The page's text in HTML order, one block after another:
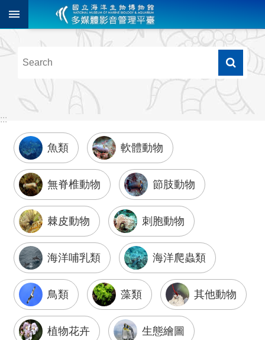
跳到主要內容區塊
階
尋
體
檢
圖
影
音
訊
發
布
:::
魚類 軟體動物
無脊椎動物 節肢動物
棘皮動物 刺胞動物
海洋哺乳類 海洋爬蟲類
鳥類 藻類 其他動物
植物花卉 生態繪圖